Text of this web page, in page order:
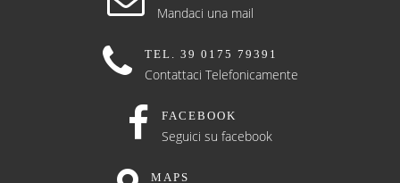
Mandaci una mail
TEL. 39 0175 79391
Contattaci Telefonicamente
FACEBOOK
Seguici su facebook
MAPS